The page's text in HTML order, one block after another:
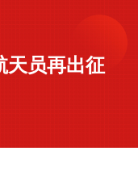
天员再出征